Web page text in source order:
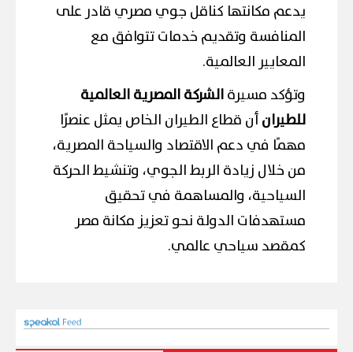
يدعم مكانتها كناقل جوي مصري قادر على
المنافسة وتقديم خدمات تتوافق مع
المعايير العالمية.
وتؤكد مسيرةالشركة المصرية العالمية
للطيرانأن قطاع الطيران الخاص يمثل عنصرًا
مهمًا في دعم الاقتصاد والسياحة المصرية،
من خلال زيادة الربط الجوي، وتنشيط الحركة
السياحية، والمساهمة في تحقيق
مستهدفات الدولة نحو تعزيز مكانة مصر
كمقصد سياحي عالمي.